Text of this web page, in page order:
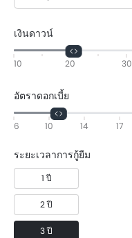
เงินดาวน์
10 20 30
อัตราดอกเบี้ย
6 10 14 17
ระยะเวลาการกู้ยืม
1 ปี
2 ปี
3 ปี